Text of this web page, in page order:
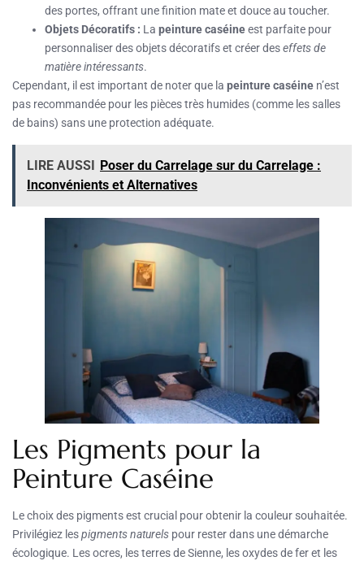
des portes, offrant une finition mate et douce au toucher.
Objets Décoratifs : La peinture caséineest parfaite pour
personnaliser des objets décoratifs et créer deseffets de
matière intéressants.
Cependant, il est important de noter que la peinture caséine n’est
pas recommandée pour les pièces très humides (comme les salles
de bains) sans une protection adéquate.
LIRE AUSSI Poser du Carrelage sur du Carrelage :
Inconvénients et Alternatives
Les Pigments pour la
Peinture Caséine
Le choix des pigments est crucial pour obtenir la couleur souhaitée.
Privilégiez lespigments naturels pour rester dans une démarche
écologique. Les ocres, les terres de Sienne, les oxydes de fer et les